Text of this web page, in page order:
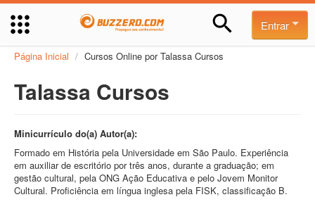
Entrar
Página Inicial / Cursos Online por Talassa Cursos
Talassa Cursos
Minicurrículo do(a) Autor(a):
Formado em História pela Universidade em São Paulo. Experiência
em auxiliar de escritório por três anos, durante a graduação; em
gestão cultural, pela ONG Ação Educativa e pelo Jovem Monitor
Cultural. Proficiência em língua inglesa pela FISK, classificação B.